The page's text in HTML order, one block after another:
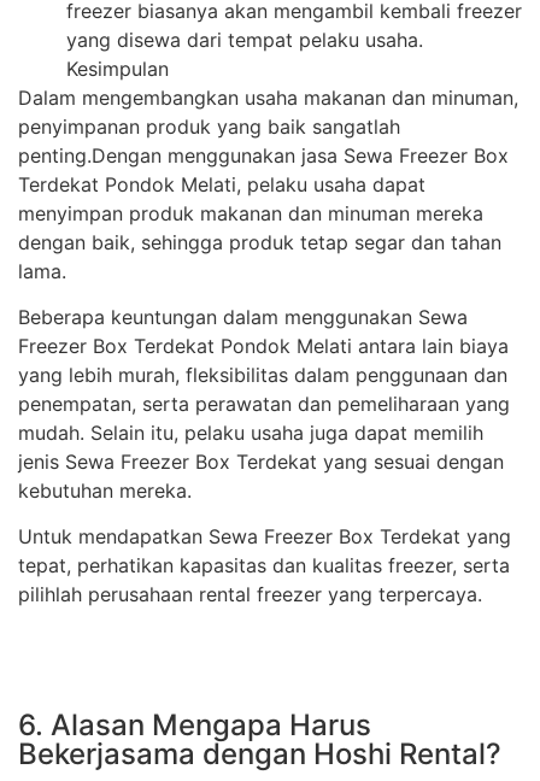
freezer biasanya akan mengambil kembali freezer
yang disewa dari tempat pelaku usaha.
Kesimpulan
Dalam mengembangkan usaha makanan dan minuman,
penyimpanan produk yang baik sangatlah
penting.Dengan menggunakan jasa Sewa Freezer Box
Terdekat Pondok Melati, pelaku usaha dapat
menyimpan produk makanan dan minuman mereka
dengan baik, sehingga produk tetap segar dan tahan
lama.
Beberapa keuntungan dalam menggunakan Sewa
Freezer Box Terdekat Pondok Melati antara lain biaya
yang lebih murah, fleksibilitas dalam penggunaan dan
penempatan, serta perawatan dan pemeliharaan yang
mudah. Selain itu, pelaku usaha juga dapat memilih
jenis Sewa Freezer Box Terdekat yang sesuai dengan
kebutuhan mereka.
Untuk mendapatkan Sewa Freezer Box Terdekat yang
tepat, perhatikan kapasitas dan kualitas freezer, serta
pilihlah perusahaan rental freezer yang terpercaya.
6. Alasan Mengapa Harus
Bekerjasama dengan Hoshi Rental?